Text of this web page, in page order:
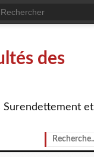
des
Surendettement et